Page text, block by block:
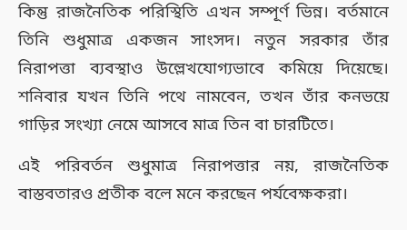
কিন্তু রাজনৈতিক পরিস্থিতি এখন সম্পূর্ণ ভিন্ন। বর্তমানে
তিনি শুধুমাত্র একজন সাংসদ। নতুন সরকার তাঁর
নিরাপত্তা ব্যবস্থাও উল্লেখযোগ্যভাবে কমিয়ে দিয়েছে।
শনিবার যখন তিনি পথে নামবেন, তখন তাঁর কনভয়ে
গাড়ির সংখ্যা নেমে আসবে মাত্র তিন বা চারটিতে।
এই পরিবর্তন শুধুমাত্র নিরাপত্তার নয়, রাজনৈতিক
বাস্তবতারও প্রতীক বলে মনে করছেন পর্যবেক্ষকরা।